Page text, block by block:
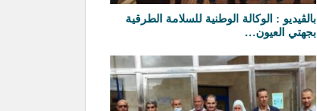
بالڤيديو : الوكالة الوطنية للسلامة الطرقية
بجهتي العيون…